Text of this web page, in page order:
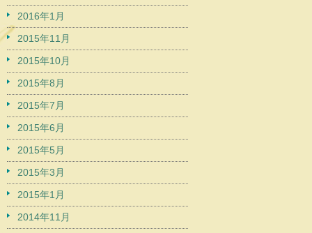
2016年1月
2015年11月
2015年10月
2015年8月
2015年7月
2015年6月
2015年5月
2015年3月
2015年1月
2014年11月